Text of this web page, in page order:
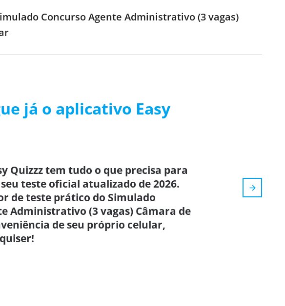
Concurso Agente Administrativo (3 vagas)
já o aplicativo Easy
Quizzz tem tudo o que precisa para
teste oficial atualizado de 2026.
de teste prático do Simulado
Administrativo (3 vagas) Câmara de
de seu próprio celular,